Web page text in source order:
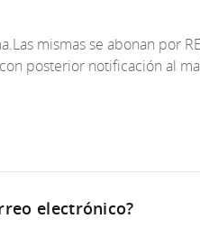
mismas se abonan por
posterior notificación al
electrónico?